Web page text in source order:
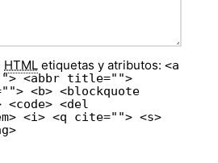
HTML etiquetas y atributos: <a
<abbr title="">
<b> <blockquote
<del
<i> <q cite=""> <s>